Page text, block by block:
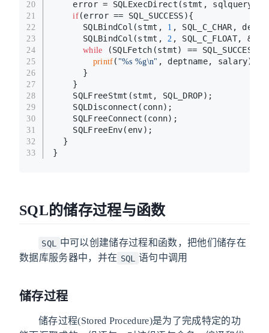
20
21
22
23
24
25
26
27
28
29
30
31
32
33
error = SQLExecDirect(stmt, sqlquery,
if(error == SQL_SUCCESS){
      SQLBindCol(stmt,
1 , SQL_C_CHAR,
      SQLBindCol(stmt,
2 , SQL_C_FLOAT,
while (SQLFetch(stmt) == SQL_SUCCESS){
printf ( "%s %g\n" , deptname, salary);
      }
    }
    SQLFreeStmt(stmt, SQL_DROP);
    SQLDisconnect(conn);
    SQLFreeConnect(conn);
    SQLFreeEnv(env);
  }
}
SQL的储存过程与函数
SQL
中可以创建储存过程和函数，把他们储存在
数据库服务器中，并在 SQL 语句中调用
储存过程
储存过程(Stored Procedure)是为了完成特定的功